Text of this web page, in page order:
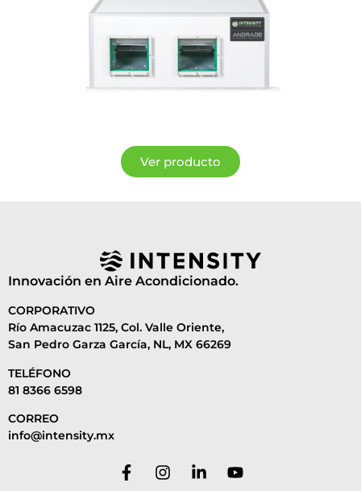
Ver producto
Innovación en Aire Acondicionado.
CORPORATIVO
Río Amacuzac 1125, Col. Valle Oriente,
San Pedro Garza García, NL, MX 66269
TELÉFONO
81 8366 6598
CORREO
info@intensity.mx